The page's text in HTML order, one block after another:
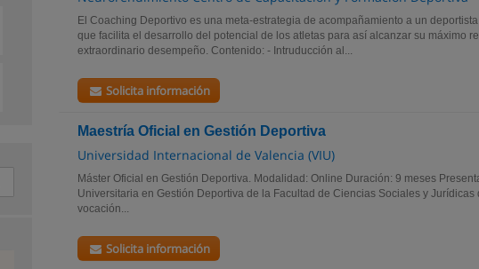
El Coaching Deportivo es una meta-estrategia de acompañamiento a un
que facilita el desarrollo del potencial de los atletas para así alcanzar su máximo
extraordinario desempeño. Contenido: - Intruducción al...
Solicita información
Maestría Oficial en Gestión Deportiva
Universidad Internacional de Valencia (VIU)
Máster Oficial en Gestión Deportiva. Modalidad: Online Duración: 9 meses
Universitaria en Gestión Deportiva de la Facultad de Ciencias Sociales y Jurídicas
vocación...
Solicita información